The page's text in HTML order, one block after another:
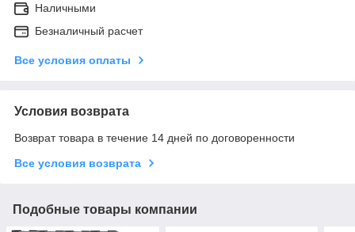
Наличными
Безналичный расчет
Все условия оплаты
Условия возврата
Возврат товара в течение 14 дней по договоренности
Все условия возврата
Подобные товары компании